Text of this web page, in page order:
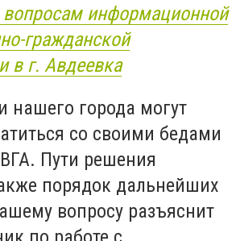
вопросам информационной
гражданской
в г. Авдеевка
нашего города могут
со своими бедами
Пути решения
порядок дальнейших
вопросу разъяснит